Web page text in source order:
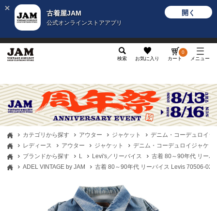
古着屋JAM
公式オンラインストアアプリ
開く
検索 お気に入り カート
0
メニュー
カテゴリから探す アウター ジャケット
デニム・コーデュロイジ
レディース
アウター ジャケット
デニム・コーデュロイジャケッ
ブランドから探す
L Levi's／リーバイス
古着 80～90年代 リー
ADEL VINTAGE by JAM
古着 80～90年代 リーバイス Levis 70506-